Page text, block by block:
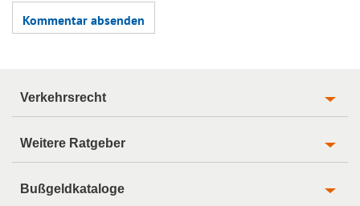
Verkehrsrecht
Weitere Ratgeber
Bußgeldkataloge